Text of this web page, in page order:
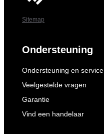
Sitemap
Ondersteuning
Ondersteuning en service
Veelgestelde vragen
Garantie
Vind een handelaar